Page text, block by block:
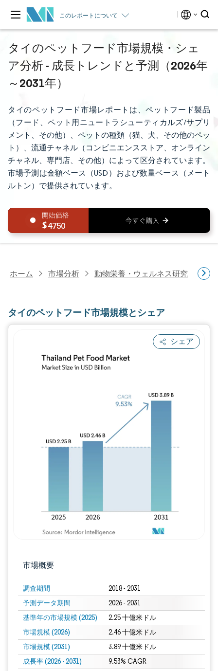
このレポートについて
タイのペットフード市場規模・シェ
ア分析 - 成長トレンドと予測（2026年
～2031年）
タイのペットフード市場レポートは、ペットフード製品
（フード、ペット用ニュートラシューティカルズ/サプリ
メント、その他）、ペットの種類（猫、犬、その他のペッ
ト）、流通チャネル（コンビニエンスストア、オンライン
チャネル、専門店、その他）によって区分されています。
市場予測は金額ベース（USD）および数量ベース（メート
ルトン）で提供されています。
4750
ホーム 市場分析 動物栄養・ウェルネス研究 ペ
タイのペットフード市場規模とシェア
シェア
市場概要
調査期間 2018 - 2031
予測データ期間 2026 - 2031
基準年の市場規模 (2025) 2.25 十億米ドル
市場規模 (2026) 2.46 十億米ドル
市場規模 (2031) 3.89 十億米ドル
成長率 (2026 - 2031) 9.53% CAGR